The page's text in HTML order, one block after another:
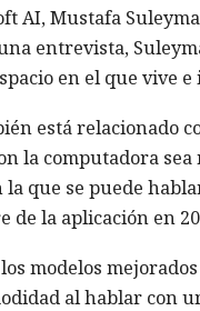
AI, Mustafa
entrevista,
en el que vive e
está relacionado
la computadora
que se puede
de la aplicación en
modelos
al hablar con